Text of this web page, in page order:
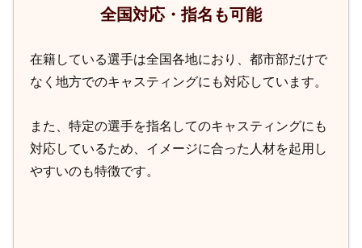
全国対応・指名も可能
在籍している選手は全国各地におり、都市部だけで
なく地方でのキャスティングにも対応しています。
また、特定の選手を指名してのキャスティングにも
対応しているため、イメージに合った人材を起用し
やすいのも特徴です。